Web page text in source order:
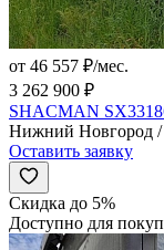
от 46 557 ₽/мес.
3 262 900 ₽
SHACMAN
Нижний Новгород /
Оставить заявку
Скидка до 5%
Доступно для